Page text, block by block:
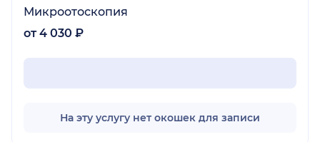
Микроотоскопия
от 4 030 ₽
На эту услугу нет окошек для записи